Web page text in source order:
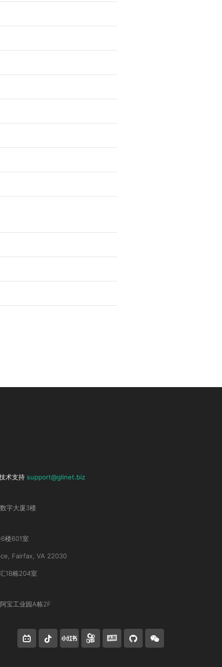
术支持 support@glinet.biz
字大厦3楼
楼601室
Fairfax, VA 22030
1B栋204室
宝工业园A栋2F